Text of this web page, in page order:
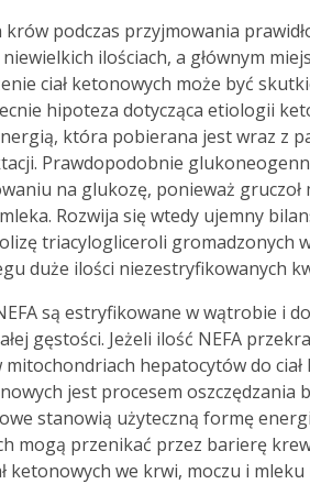
krów podczas przyjmowania
ilościach, a głównym
ciał ketonowych może być
hipoteza dotycząca etiologii
która pobierana jest wraz z
Prawdopodobnie
na glukozę, ponieważ
Rozwija się wtedy ujemny
triacylogliceroli gromadzonych
duże ilości niezestryfikowanych
są estryfikowane w wątrobie i
gęstości. Jeżeli ilość NEFA
hepatocytów do
jest procesem
stanowią użyteczną formę
mogą przenikać przez barierę
ketonowych we krwi, moczu i